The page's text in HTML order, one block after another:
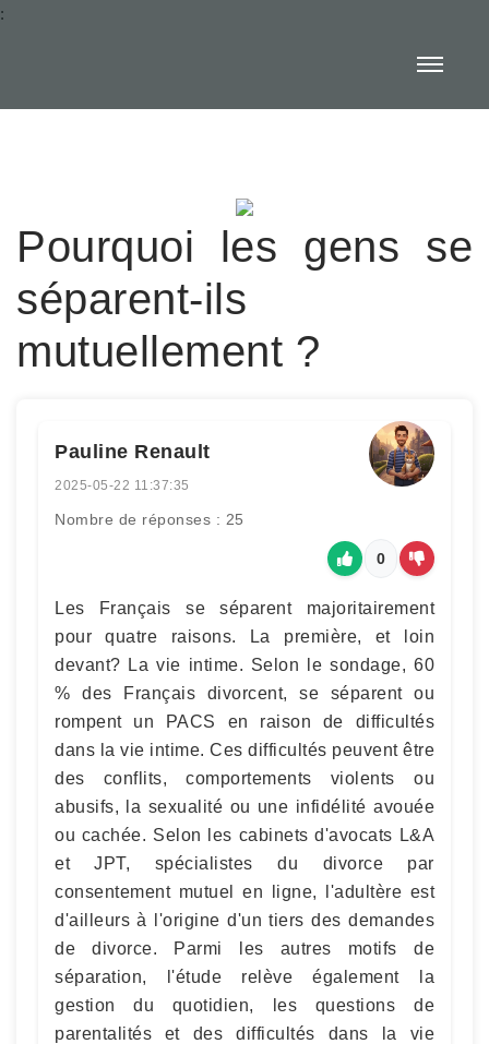
:
Pourquoi les gens se
séparent-ils
mutuellement ?
Pauline Renault
2025-05-22 11:37:35
Nombre de réponses : 25
0
Les Français se séparent majoritairement
pour quatre raisons. La première, et loin
devant? La vie intime. Selon le sondage, 60
% des Français divorcent, se séparent ou
rompent un PACS en raison de difficultés
dans la vie intime. Ces difficultés peuvent être
des conflits, comportements violents ou
abusifs, la sexualité ou une infidélité avouée
ou cachée. Selon les cabinets d'avocats L&A
et JPT, spécialistes du divorce par
consentement mutuel en ligne, l'adultère est
d'ailleurs à l'origine d'un tiers des demandes
de divorce. Parmi les autres motifs de
séparation, l'étude relève également la
gestion du quotidien, les questions de
parentalités et des difficultés dans la vie